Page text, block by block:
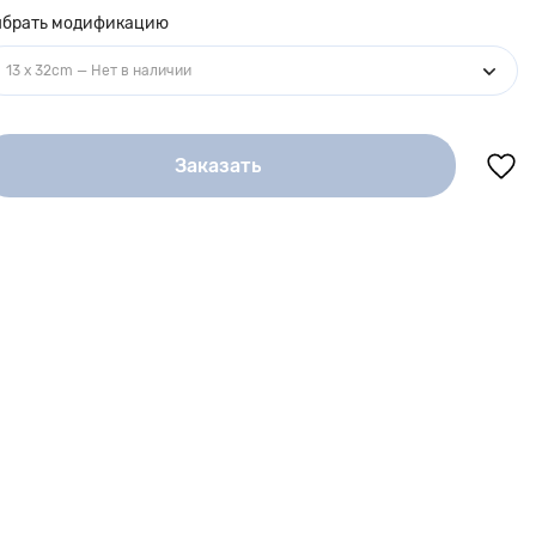
модификацию
13 x 32cm — Нет в наличии
Заказать